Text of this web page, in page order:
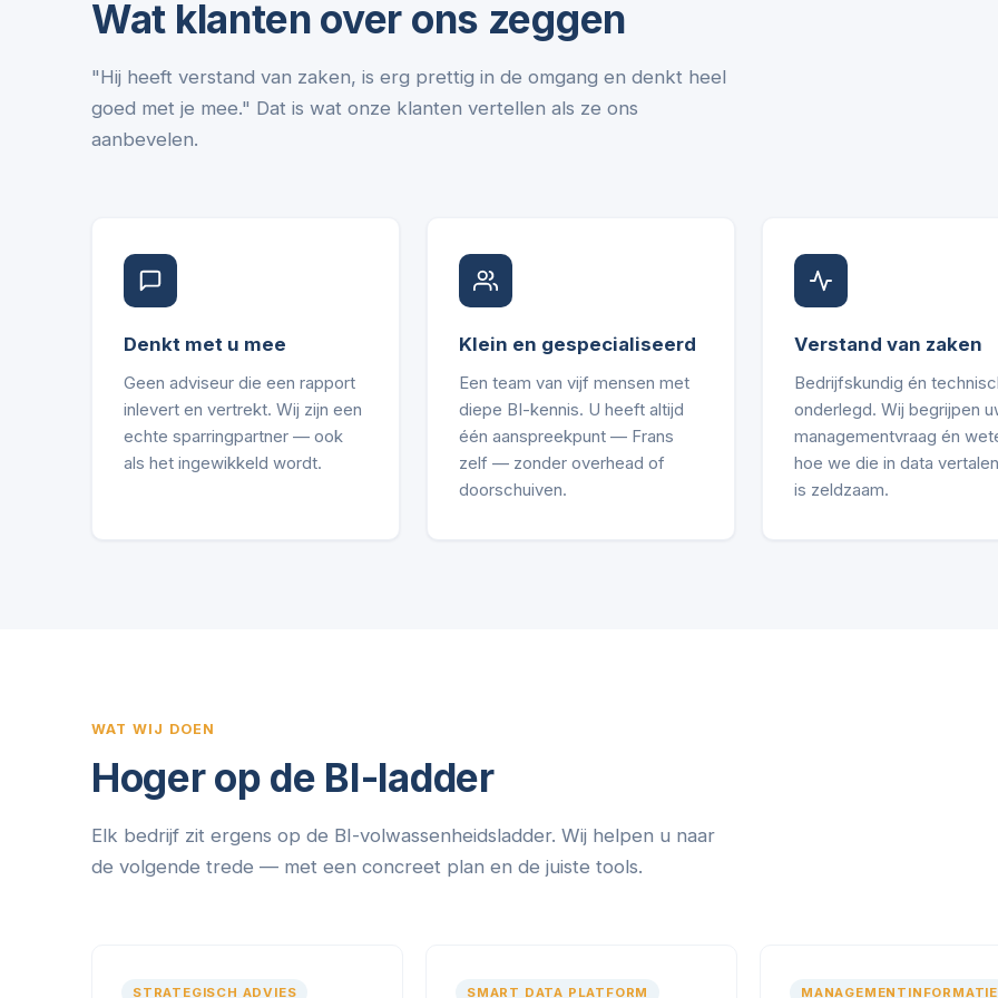
Wat klanten over ons zeggen
"Hij heeft verstand van zaken, is erg prettig in de omgang en denkt heel
goed met je mee." Dat is wat onze klanten vertellen als ze ons
aanbevelen.
Denkt met u mee
Geen adviseur die een rapport
inlevert en vertrekt. Wij zijn een
echte sparringpartner — ook
als het ingewikkeld wordt.
Klein en gespecialiseerd
Een team van vijf mensen met
diepe BI-kennis. U heeft altijd
één aanspreekpunt — Frans
zelf — zonder overhead of
doorschuiven.
Verstand van zaken
Bedrijfskundig én
onderlegd. Wij begrijpen
managementvraag én
hoe we die in data
is zeldzaam.
WAT WIJ DOEN
Hoger op de BI-ladder
Elk bedrijf zit ergens op de BI-volwassenheidsladder. Wij helpen u naar
de volgende trede — met een concreet plan en de juiste tools.
STRATEGISCH ADVIES SMART DATA PLATFORM MANAGEMENTINFORMATIE